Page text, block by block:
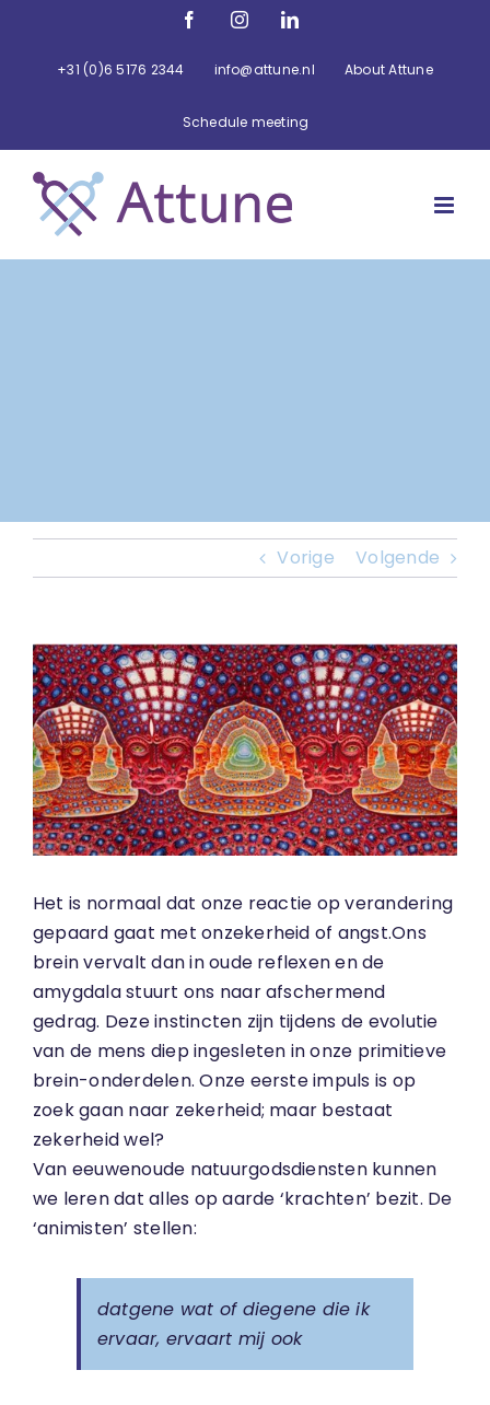
FacebookInstagramLinkedIn
+31 (0)6 5176 2344 info@attune.nl About Attune
Schedule meeting
Vorige Volgende
Bekijk
grotere
afbeelding
Het is normaal dat onze reactie op verandering
gepaard gaat met onzekerheid of angst.Ons
brein vervalt dan in oude reflexen en de
amygdala stuurt ons naar afschermend
gedrag. Deze instincten zijn tijdens de evolutie
van de mens diep ingesleten in onze primitieve
brein-onderdelen. Onze eerste impuls is op
zoek gaan naar zekerheid; maar bestaat
zekerheid wel?
Van eeuwenoude natuurgodsdiensten kunnen
we leren dat alles op aarde ‘krachten’ bezit. De
‘animisten’ stellen:
datgene wat of diegene die ik
ervaar, ervaart mij ook